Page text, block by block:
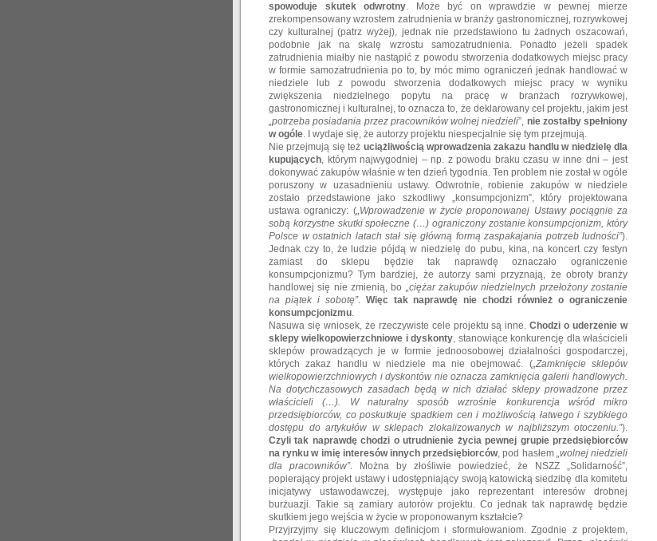
spowoduje skutek odwrotny. Może być on wprawdzie w pewnej mierze
zrekompensowany wzrostem zatrudnienia w branży gastronomicznej, rozrywkowej
czy kulturalnej (patrz wyżej), jednak nie przedstawiono tu żadnych oszacowań,
podobnie jak na skalę wzrostu samozatrudnienia. Ponadto jeżeli spadek
zatrudnienia miałby nie nastąpić z powodu stworzenia dodatkowych miejsc pracy
w formie samozatrudnienia po to, by móc mimo ograniczeń jednak handlować w
niedziele lub z powodu stworzenia dodatkowych miejsc pracy w wyniku
zwiększenia niedzielnego popytu na pracę w branżach rozrywkowej,
gastronomicznej i kulturalnej, to oznacza to, że deklarowany cel projektu, jakim jest
„potrzeba posiadania przez pracowników wolnej niedzieli”, nie zostałby spełniony
w ogóle. I wydaje się, że autorzy projektu niespecjalnie się tym przejmują.
Nie przejmują się też uciążliwością wprowadzenia zakazu handlu w niedzielę dla
kupujących, którym najwygodniej – np. z powodu braku czasu w inne dni – jest
dokonywać zakupów właśnie w ten dzień tygodnia. Ten problem nie został w ogóle
poruszony w uzasadnieniu ustawy. Odwrotnie, robienie zakupów w niedziele
zostało przedstawione jako szkodliwy „konsumpcjonizm”, który projektowana
ustawa ograniczy: („Wprowadzenie w życie proponowanej Ustawy pociągnie za
sobą korzystne skutki społeczne (…) ograniczony zostanie konsumpcjonizm, który
Polsce w ostatnich latach stał się główną formą zaspakajania potrzeb ludności”).
Jednak czy to, że ludzie pójdą w niedzielę do pubu, kina, na koncert czy festyn
zamiast do sklepu będzie tak naprawdę oznaczało ograniczenie
konsumpcjonizmu? Tym bardziej, że autorzy sami przyznają, że obroty branży
handlowej się nie zmienią, bo „ciężar zakupów niedzielnych przełożony zostanie
na piątek i sobotę”. Więc tak naprawdę nie chodzi również o ograniczenie
konsumpcjonizmu.
Nasuwa się wniosek, że rzeczywiste cele projektu są inne.Chodzi o uderzenie w
sklepy wielkopowierzchniowe i dyskonty, stanowiące konkurencję dla właścicieli
sklepów prowadzących je w formie jednoosobowej działalności gospodarczej,
których zakaz handlu w niedziele ma nie obejmować. („Zamknięcie sklepów
wielkopowierzchniowych i dyskontów nie oznacza zamknięcia galerii handlowych.
Na dotychczasowych zasadach będą w nich działać sklepy prowadzone przez
właścicieli (…). W naturalny sposób wzrośnie konkurencja wśród mikro
przedsiębiorców, co poskutkuje spadkiem cen i możliwością łatwego i szybkiego
dostępu do artykułów w sklepach zlokalizowanych w najbliższym otoczeniu.”).
Czyli tak naprawdę chodzi o utrudnienie życia pewnej grupie przedsiębiorców
na rynku w imię interesów innych przedsiębiorców, pod hasłem „wolnej niedzieli
dla pracowników”. Można by złośliwie powiedzieć, że NSZZ „Solidarność”,
popierający projekt ustawy i udostępniający swoją katowicką siedzibę dla komitetu
inicjatywy ustawodawczej, występuje jako reprezentant interesów drobnej
burżuazji. Takie są zamiary autorów projektu. Co jednak tak naprawdę będzie
skutkiem jego wejścia w życie w proponowanym kształcie?
Przyjrzyjmy się kluczowym definicjom i sformułowaniom. Zgodnie z projektem,